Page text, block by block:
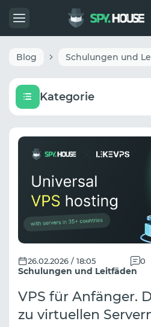
Blog Schulungen und
Kategorie
Schulungen und Leitfäden
26.02.2026 / 18:05 0
VPS für Anfänger.
zu virtuellen